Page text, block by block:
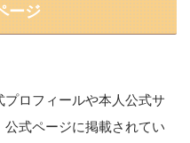
ージ
ロフィールや本人公式サ
式ページに掲載されてい